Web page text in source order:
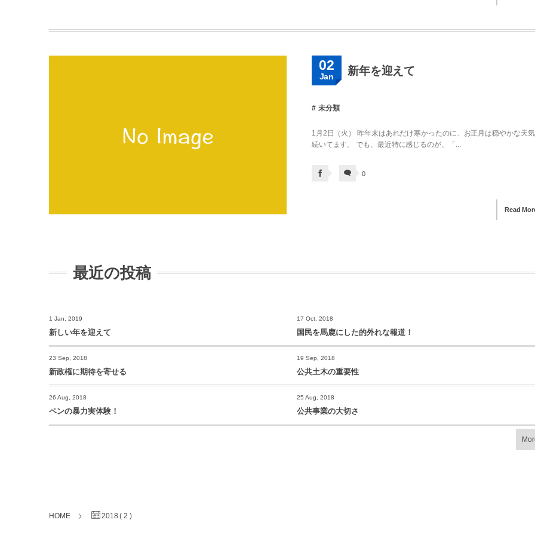
02
Jan 新年を迎えて
未分類
1月2日（火） 昨年末はあれだけ寒かったのに、お正月は穏やかな天
続いてます。 でも、最近特に感じるのが、「...
0
Read
最近の投稿
1 Jan, 2019
新しい年を迎えて
17 Oct, 2018
国民を馬鹿にした的外れな報道！
23 Sep, 2018
新政権に期待を寄せる
19 Sep, 2018
公共土木の重要性
26 Aug, 2018
ペンの暴力実体験！
25 Aug, 2018
公共事業の大切さ
HOME 2018 ( 2 )